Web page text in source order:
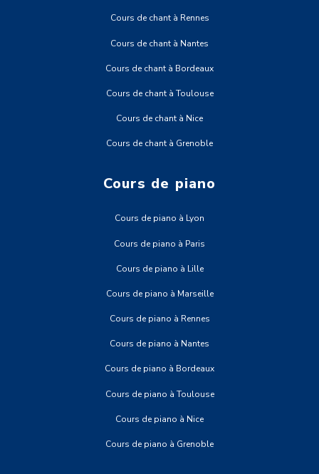
Cours de chant à Rennes
Cours de chant à Nantes
Cours de chant à Bordeaux
Cours de chant à Toulouse
Cours de chant à Nice
Cours de chant à Grenoble
Cours de piano
Cours de piano à Lyon
Cours de piano à Paris
Cours de piano à Lille
Cours de piano à Marseille
Cours de piano à Rennes
Cours de piano à Nantes
Cours de piano à Bordeaux
Cours de piano à Toulouse
Cours de piano à Nice
Cours de piano à Grenoble